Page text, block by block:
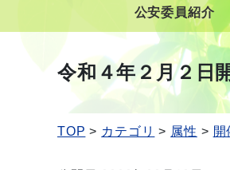
公安委員紹介
令和４年２月２日
TOP カテゴリ 属性 開